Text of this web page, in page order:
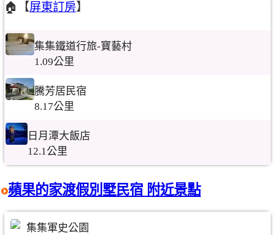
🏠【屏東訂房】
集集鐵道行旅-寶藝村
1.09公里
騰芳居民宿
8.17公里
日月潭大飯店
12.1公里
蘋果的家渡假別墅民宿 附近景點
集集軍史公園